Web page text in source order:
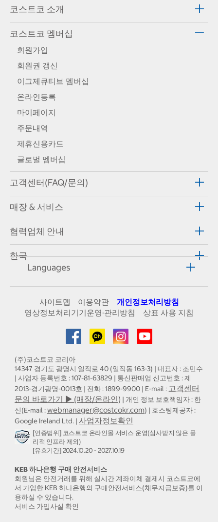
코스트코 소개
코스트코 멤버십
회원가입
회원권 갱신
이그제큐티브 멤버십
온라인등록
마이페이지
주문내역
제휴신용카드
글로벌 멤버십
고객센터(FAQ/문의)
매장 & 서비스
협력업체 안내
한국
Languages
사이트맵 이용약관
개인정보처리방침
영상정보처리기기운영·관리방침
상표 사용 지침
(주)코스트코 코리아
14347 경기도 광명시 일직로 40 (일직동 163-3) | 대표자 : 조민수
| 사업자 등록번호 : 107-81-63829 | 통신판매업 신고번호 : 제
2013-경기광명-0013호 | 전화 : 1899-9900 | E-mail : 고객센터
문의 바로가기 ▶ (매장/온라인) | 개인 정보 보호책임자 : 한
신(E-mail :webmanager@costcokr.com) | 호스팅제공자 :
Google Ireland Ltd. | 사업자정보확인
[인증범위] 코스트코 온라인몰 서비스 운영(심사받지 않은 물
리적 인프라 제외)
[유효기간] 2024.10.20 - 2027.10.19
KEB 하나은행 구매 안전서비스
회원님은 안전거래를 위해 실시간 계좌이체 결제시 코스트코에
서 가입한 KEB 하나은행의 구매안전서비스(채무지급보증)를 이
용하실 수 있습니다.
서비스 가입사실 확인